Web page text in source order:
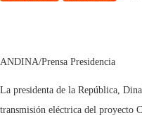
ANDINA/Prensa Presidencia
La presidenta de la República,
transmisión eléctrica del proyecto